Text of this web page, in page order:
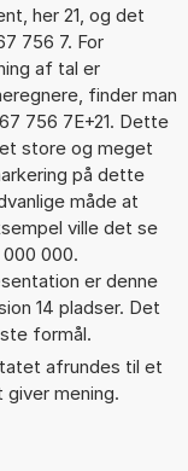
her 21, og det
756 7. For
af tal er
finder man
756 7E+21. Dette
store og meget
på dette
måde at
ville det se
000 000.
er denne
14 pladser. Det
formål.
afrundes til et
mening.